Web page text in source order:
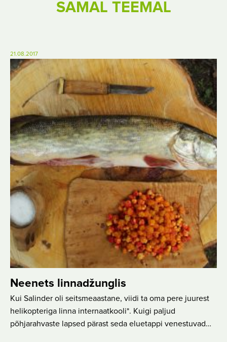
SAMAL TEEMAL
21.08.2017
Neenets linnadžunglis
Kui Salinder oli seitsmeaastane, viidi ta oma pere juurest
helikopteriga linna internaatkooli*. Kuigi paljud
põhjarahvaste lapsed pärast seda eluetappi venestuvad…